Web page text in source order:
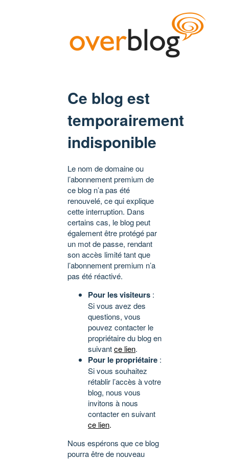
Ce blog est
temporairement
indisponible
Le nom de domaine ou
l’abonnement premium de
ce blog n’a pas été
renouvelé, ce qui explique
cette interruption. Dans
certains cas, le blog peut
également être protégé par
un mot de passe, rendant
son accès limité tant que
l’abonnement premium n’a
pas été réactivé.
Pour les visiteurs :
Si vous avez des
questions, vous
pouvez contacter le
propriétaire du blog en
suivantce lien.
Pour le propriétaire :
Si vous souhaitez
rétablir l’accès à votre
blog, nous vous
invitons à nous
contacter en suivant
ce lien.
Nous espérons que ce blog
pourra être de nouveau